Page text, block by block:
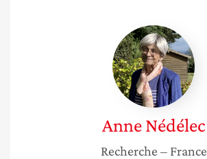
Anne
Nédélec
Anne Nédélec
Recherche – France